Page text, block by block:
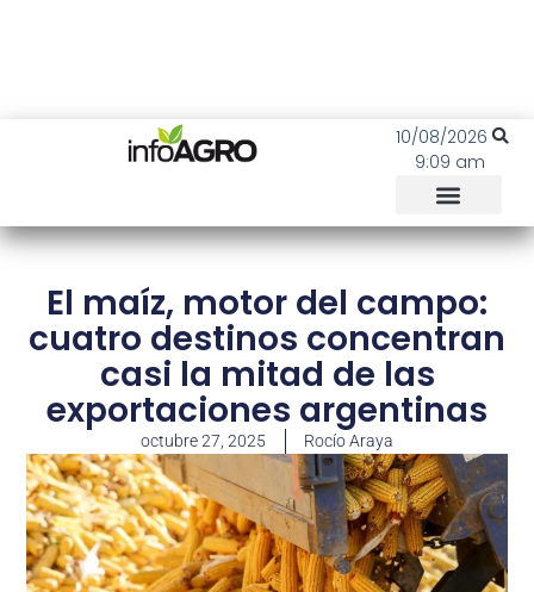
10/08/2026
9:09 am
El maíz, motor del campo:
cuatro destinos concentran
casi la mitad de las
exportaciones argentinas
octubre 27, 2025 Rocío Araya